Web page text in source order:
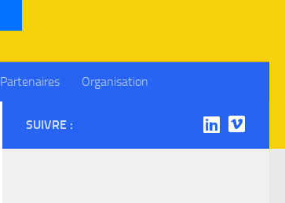
Partenaires Organisation
SUIVRE :